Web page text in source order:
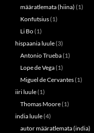
määratlemata (hiina) (1)
Konfutsius(1)
Li Bo(1)
hispaania luule(3)
Antonio Trueba(1)
Lope de Vega(1)
Miguel de Cervantes(1)
iiri luule(1)
Thomas Moore(1)
india luule(4)
autor määratlemata (india)